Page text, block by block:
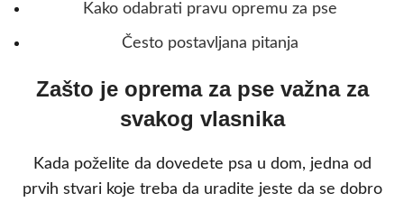
Kako odabrati pravu opremu za pse
Često postavljana pitanja
Zašto je oprema za pse važna za
svakog vlasnika
Kada poželite da dovedete psa u dom, jedna od
prvih stvari koje treba da uradite jeste da se dobro